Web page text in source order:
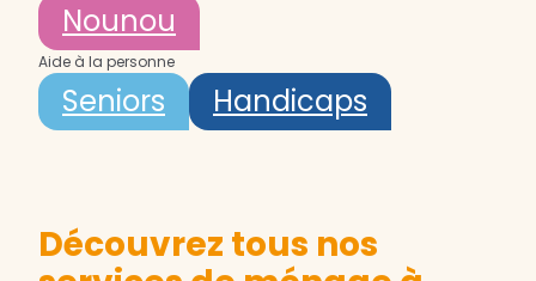
Nounou
Aide à la personne
Seniors Handicaps
Découvrez tous nos